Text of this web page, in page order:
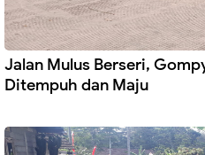
Jalan Mulus Berseri,
Ditempuh dan Maju